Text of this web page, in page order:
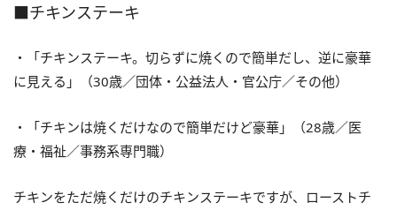
■チキンステーキ
・「チキンステーキ。切らずに焼くので簡単だし、逆に豪華
に見える」（30歳／団体・公益法人・官公庁／その他）
・「チキンは焼くだけなので簡単だけど豪華」（28歳／医
療・福祉／事務系専門職）
チキンをただ焼くだけのチキンステーキですが、ローストチ